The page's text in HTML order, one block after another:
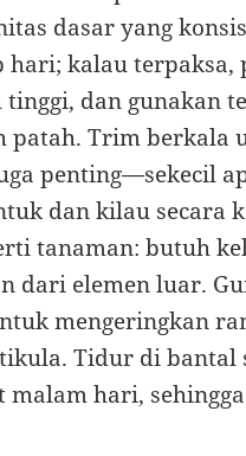
dasar yang
hari; kalau
dan gunakan
patah. Trim berkala
penting—sekecil
dan kilau secara
tanaman: butuh
dari elemen luar.
mengeringkan
Tidur di bantal
malam hari,